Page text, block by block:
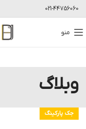
021-44756060
منو
وبلاگ
جک پارکینگ